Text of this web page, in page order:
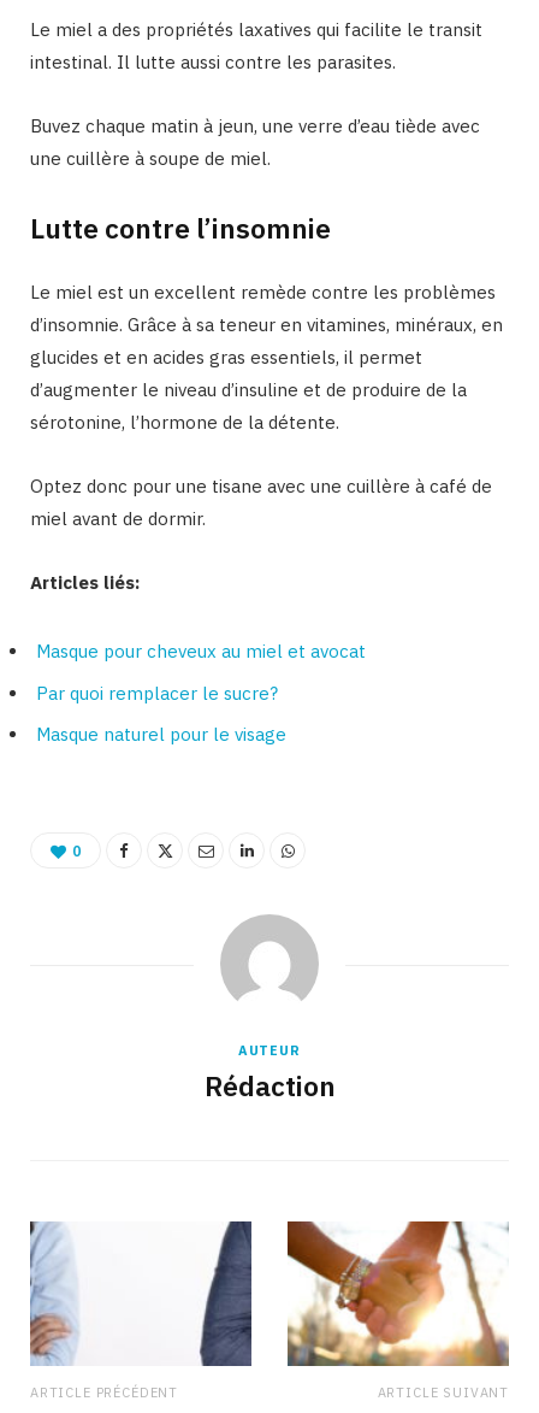
Le miel a des propriétés laxatives qui facilite le transit
intestinal. Il lutte aussi contre les parasites.
Buvez chaque matin à jeun, une verre d’eau tiède avec
une cuillère à soupe de miel.
Lutte contre l’insomnie
Le miel est un excellent remède contre les problèmes
d’insomnie. Grâce à sa teneur en vitamines, minéraux, en
glucides et en acides gras essentiels, il permet
d’augmenter le niveau d’insuline et de produire de la
sérotonine, l’hormone de la détente.
Optez donc pour une tisane avec une cuillère à café de
miel avant de dormir.
Articles liés:
Masque pour cheveux au miel et avocat
Par quoi remplacer le sucre?
Masque naturel pour le visage
0
AUTEUR
Rédaction
ARTICLE PRÉCÉDENT ARTICLE SUIVANT